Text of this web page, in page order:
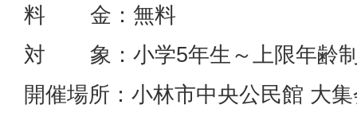
料 金：無料
対 象：小学5年生～上限年齢
開催場所：小林市中央公民館 大